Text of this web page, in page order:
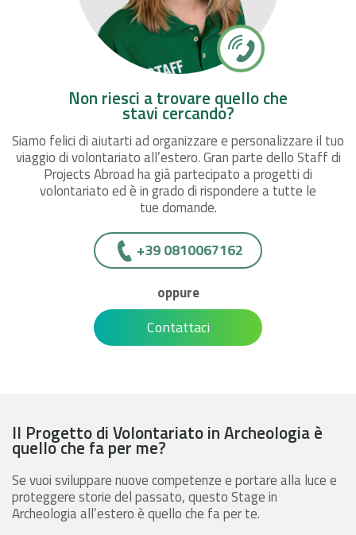
Non riesci a trovare quello che
stavi cercando?
Siamo felici di aiutarti ad organizzare e personalizzare il tuo
viaggio di volontariato all’estero. Gran parte dello Staff di
Projects Abroad ha già partecipato a progetti di
volontariato ed è in grado di rispondere a tutte le
tue domande.
+39 0810067162
oppure
Contattaci
Il Progetto di Volontariato in Archeologia è
quello che fa per me?
Se vuoi sviluppare nuove competenze e portare alla luce e
proteggere storie del passato, questo Stage in
Archeologia all’estero è quello che fa per te.